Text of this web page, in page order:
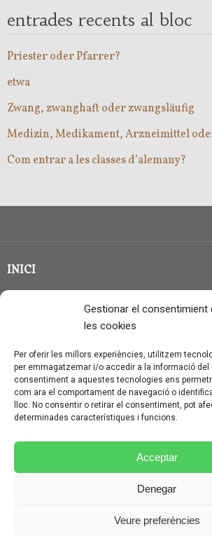
Gestionar el consentimient
les cookies
Per oferir les millors experiències, utilitzem
per emmagatzemar i/o accedir a la informació del
consentiment a aquestes tecnologies ens
com ara el comportament de navegació o
lloc. No consentir o retirar el consentiment, pot
determinades característiques i funcions.
Acceptar
Denegar
Veure preferències
entrades recents al bloc
Priester oder Pfarrer?
etwa
Zwang, zwanghaft oder zwangsläufig
Medizin, Medikament, Arzneimittel
Com entrar a les classes d’alemany?
INICI
CLASSE EN GRUP
QUI SOC?
CONTACTE
AVÍS LEGAL I PROTECCIÓ DE DADES
POLÍTICA DE COOKIES (UE)
CONDICIONS PARTICULARS D’ÚS I
POLÍTICA DE PRIVACITAT
ILLUSTRIOUS